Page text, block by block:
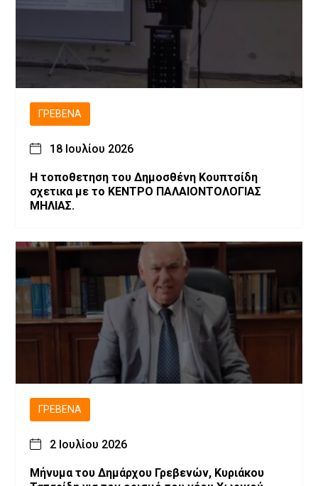
ΓΡΕΒΕΝΆ
18 Ιουλίου 2026
Η τοποθετηση του Δημοσθένη Κουπτσίδη
σχετικα με το ΚΕΝΤΡΟ ΠΑΛΑΙΟΝΤΟΛΟΓΙΑΣ
ΜΗΛΙΑΣ.
ΓΡΕΒΕΝΆ
2 Ιουλίου 2026
Μήνυμα του Δημάρχου Γρεβενών, Κυριάκου